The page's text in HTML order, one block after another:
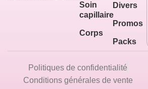
Soin
capillaire
Corps
Divers
Promos
Packs
Politiques de confidentialité
Conditions générales de vente